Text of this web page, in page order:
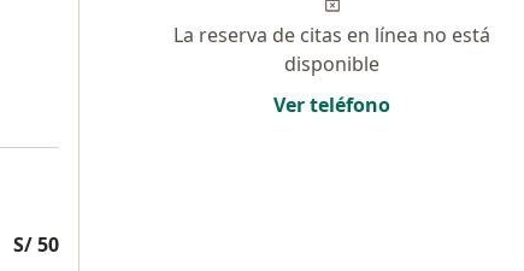
S/ 50
La reserva de citas en línea no está
disponible
Ver teléfono